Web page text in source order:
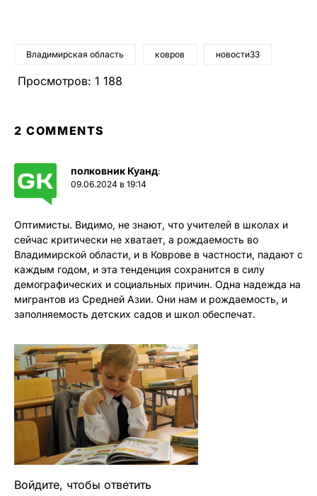
Владимирская область ковров новости33
Просмотров: 1 188
2 COMMENTS
полковник Куанд:
09.06.2024 в 19:14
Оптимисты. Видимо, не знают, что учителей в школах и
сейчас критически не хватает, а рождаемость во
Владимирской области, и в Коврове в частности, падают с
каждым годом, и эта тенденция сохранится в силу
демографических и социальных причин. Одна надежда на
мигрантов из Средней Азии. Они нам и рождаемость, и
заполняемость детских садов и школ обеспечат.
Войдите, чтобы ответить